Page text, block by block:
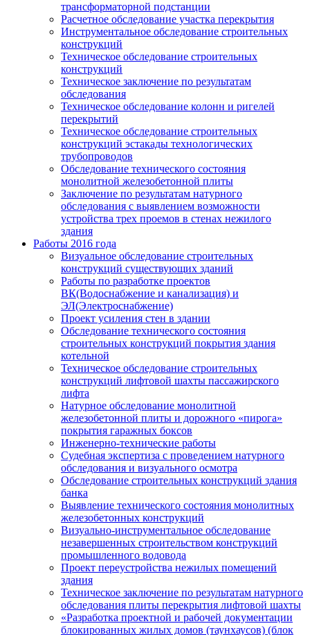
трансформаторной подстанции
Расчетное обследование участка перекрытия
Инструментальное обследование строительных
конструкций
Техническое обследование строительных
конструкций
Техническое заключение по результатам
обследования
Техническое обследование колонн и ригелей
перекрытий
Техническое обследование строительных
конструкций эстакады технологических
трубопроводов
Обследование технического состояния
монолитной железобетонной плиты
Заключение по результатам натурного
обследования с выявлением возможности
устройства трех проемов в стенах нежилого
здания
Работы 2016 года
Визуальное обследование строительных
конструкций существующих зданий
Работы по разработке проектов
ВК(Водоснабжение и канализация) и
ЭЛ(Электроснабжение)
Проект усиления стен в здании
Обследование технического состояния
строительных конструкций покрытия здания
котельной
Техническое обследование строительных
конструкций лифтовой шахты пассажирского
лифта
Натурное обследование монолитной
железобетонной плиты и дорожного «пирога»
покрытия гаражных боксов
Инженерно-технические работы
Судебная экспертиза с проведением натурного
обследования и визуального осмотра
Обследование строительных конструкций здания
банка
Выявление технического состояния монолитных
железобетонных конструкций
Визуально-инструментальное обследование
незавершенных строительством конструкций
промышленного водовода
Проект переустройства нежилых помещений
здания
Техническое заключение по результатам натурного
обследования плиты перекрытия лифтовой шахты
«Разработка проектной и рабочей документации
блокированных жилых домов (таунхаусов) (блок